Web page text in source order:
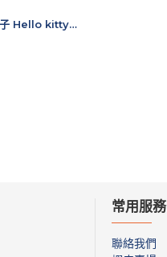
三麗鷗 立體玩偶 叉子 Hello kitty款
常用服務
聯絡我們